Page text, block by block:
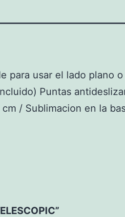
para usar el lado plano
Puntas
/ Sublimacion en la